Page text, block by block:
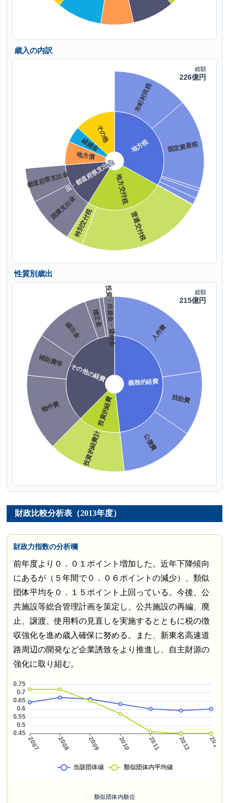
歳入の内訳
性質別歳出
財政比較分析表（2013年度）
財政力指数の分析欄
前年度より０．０１ポイント増加した。近年下降傾向
にあるが（５年間で０．０６ポイントの減少）、類似
団体平均を０．１５ポイント上回っている。今後、公
共施設等総合管理計画を策定し、公共施設の再編、廃
止、譲渡、使用料の見直しを実施するとともに税の徴
収強化を進め歳入確保に努める。また、新東名高速道
路周辺の開発など企業誘致をより推進し、自主財源の
強化に取り組む。
類似団体内順位